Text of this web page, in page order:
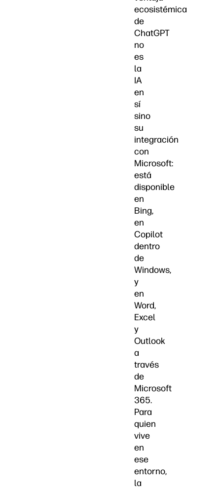
ecosistémica
de
ChatGPT
no
es
la
IA
en
sí
sino
su
integración
con
Microsoft:
está
disponible
en
Bing,
en
Copilot
dentro
de
Windows,
y
en
Word,
Excel
y
Outlook
a
través
de
Microsoft
365.
Para
quien
vive
en
ese
entorno,
la